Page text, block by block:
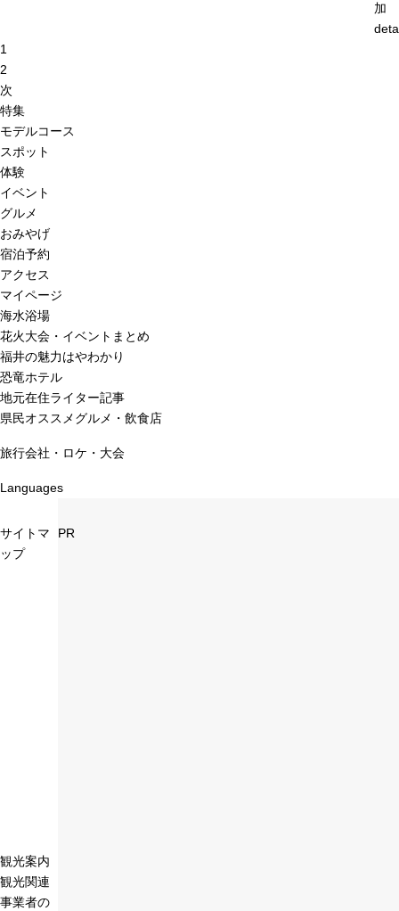
加
1
2
次
特集
モデルコース
スポット
体験
イベント
グルメ
おみやげ
宿泊予約
アクセス
マイページ
海水浴場
花火大会・イベントまとめ
福井の魅力はやわかり
恐竜ホテル
地元在住ライター記事
県民オススメグルメ・飲食店
旅行会社・ロケ・大会
Languages
サイトマ
ップ
観光案内
観光関連
事業者の
PR